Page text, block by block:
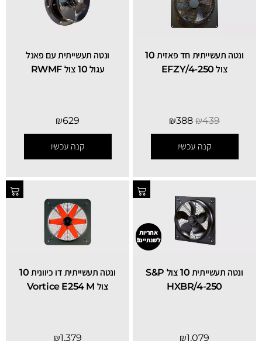
ונטה תעשייתית חד פאזית 10
צול EFZY/4-250
₪439
₪388
קנה עכשיו
ונטה תעשייתית עם פאנל
עגול 10 צול RWMF
₪629
קנה עכשיו
ונטה תעשייתית 10 צול S&P
HXBR/4-250
₪1,079
אחריות
לשנתיים!
ונטה תעשייתית דו כיוונית 10
צול Vortice E254 M
₪1,379